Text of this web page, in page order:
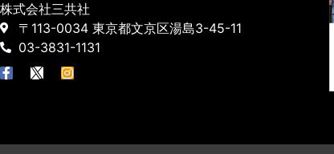
株式会社三共社
〒113-0034 東京都文京区湯島3-45-11
03-3831-1131